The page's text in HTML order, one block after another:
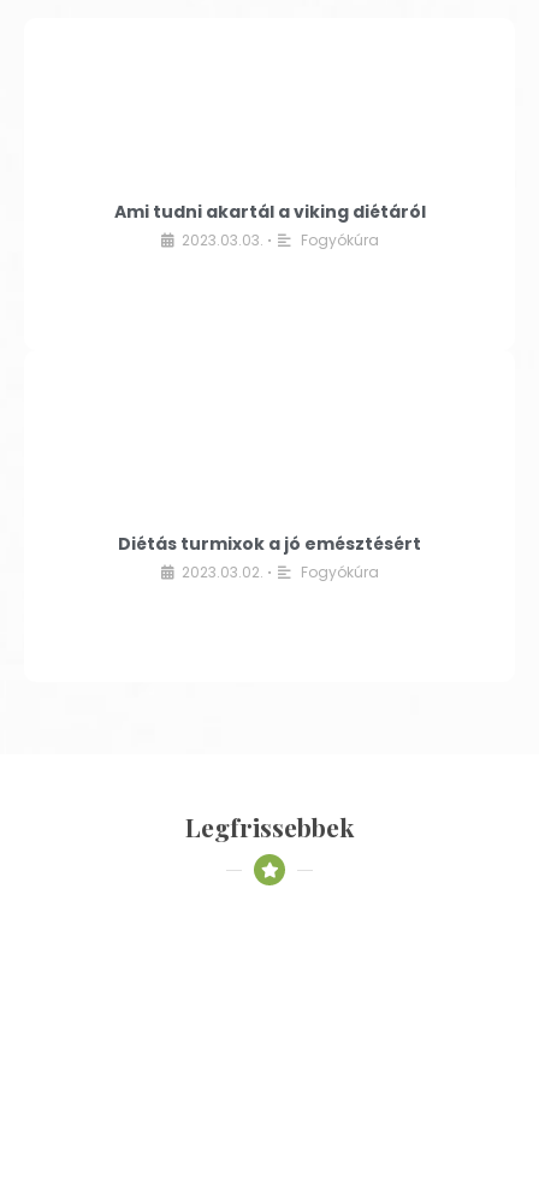
Ami tudni akartál a viking diétáról
2023.03.03. • Fogyókúra
Diétás turmixok a jó emésztésért
2023.03.02. • Fogyókúra
Legfrissebbek